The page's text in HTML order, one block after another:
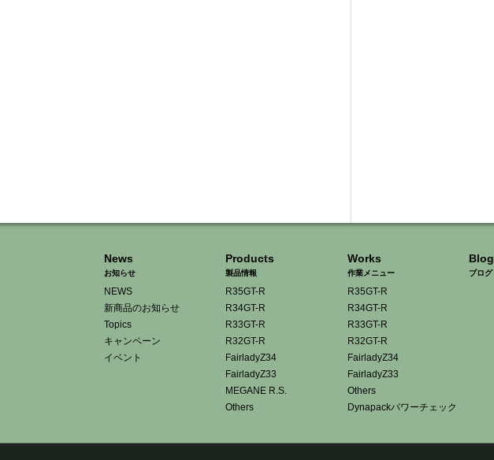
News
お知らせ
NEWS
新商品のお知らせ
Topics
キャンペーン
イベント
Products
製品情報
R35GT-R
R34GT-R
R33GT-R
R32GT-R
FairladyZ34
FairladyZ33
MEGANE R.S.
Others
Works
作業メニュー
R35GT-R
R34GT-R
R33GT-R
R32GT-R
FairladyZ34
FairladyZ33
Others
Dynapackパワーチェック
Blog
ブログ